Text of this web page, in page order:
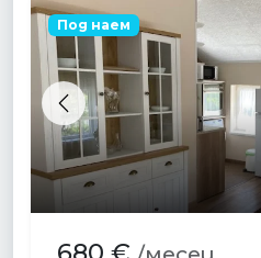
Previous
Под наем